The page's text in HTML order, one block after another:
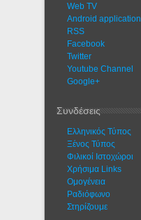
Web TV
Android application
RSS
Facebook
Twitter
Youtube Channel
Google+
Συνδέσεις
Ελληνικός Τύπος
Ξένος Τύπος
Φιλικοί Ιστοχώροι
Χρήσιμα Links
Ομογένεια
Ραδιόφωνο
Στηρίζουμε